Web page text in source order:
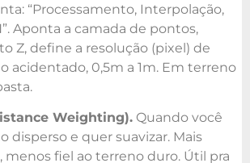
“Processamento, Interpolação,
Aponta a camada de pontos,
Z, define a resolução (pixel) de
acidentado, 0,5m a 1m. Em terreno
Weighting). Quando você
e quer suavizar. Mais
menos fiel ao terreno duro. Útil pra